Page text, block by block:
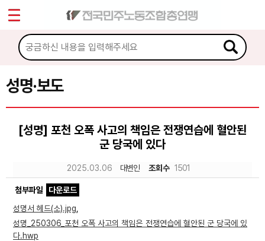
성명·보도
[성명] 포천 오폭 사고의 책임은 전쟁연습에 혈안된
군 당국에 있다
2025.03.06 대변인 조회수 1501
첨부파일
다운로드
성명서 헤드(소).jpg
성명_250306_포천 오폭 사고의 책임은 전쟁연습에 혈안된 군 당국에 있
다.hwp
마이페이지
소개
소식
공지사항
성명·보도
노동상담
자료
Sketchbook5, 스케치북5
Sketchbook5, 스케치북5